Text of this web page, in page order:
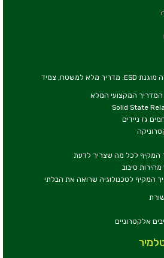
איך מקימים עמדת עבודה מוגנת ESD: מדריך מלא למשטח, צמיד
המדריך המקצועי המלא
גז ניידים
המקיף לכל מה שצריך לדעת
סיבוב
המקיף לטכנולוגיה שרואה את הבלתי
אלקטרוניים